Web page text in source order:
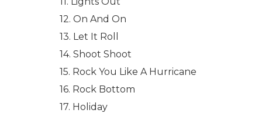
12. On And On
13. Let It Roll
14. Shoot Shoot
15. Rock You Like A Hurricane
16. Rock Bottom
17. Holiday